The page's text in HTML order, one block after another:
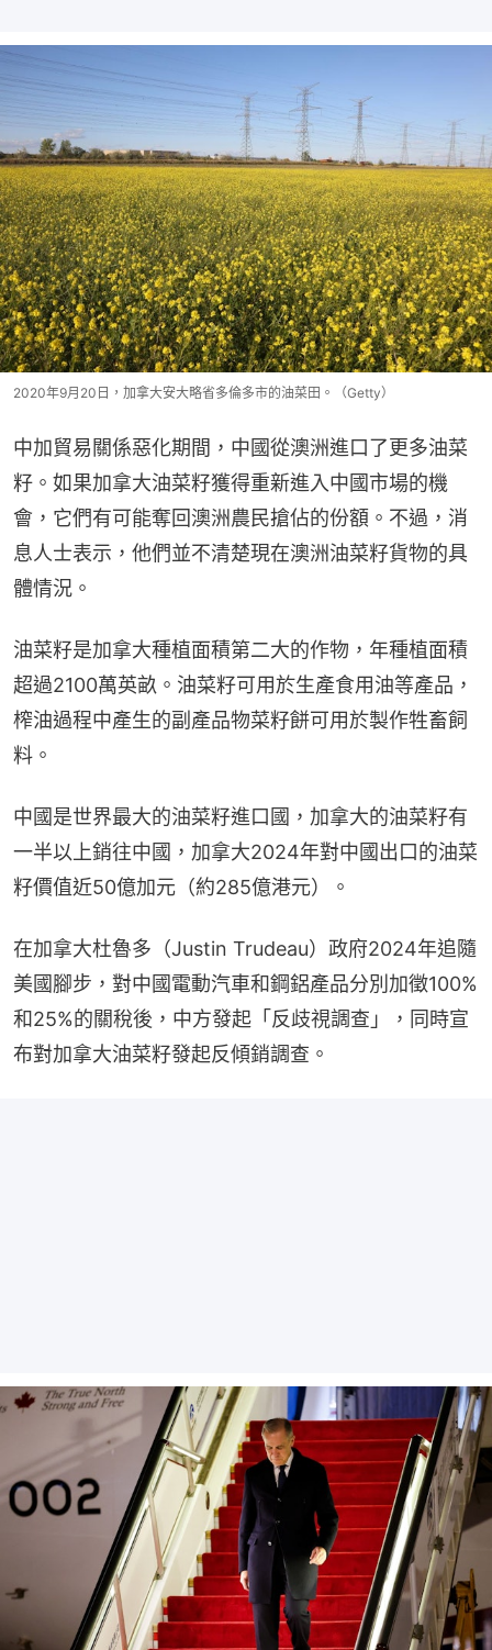
2020年9月20日，加拿大安大略省多倫多市的油菜田。（Getty）
中加貿易關係惡化期間，中國從澳洲進口了更多油菜
籽。如果加拿大油菜籽獲得重新進入中國市場的機
會，它們有可能奪回澳洲農民搶佔的份額。不過，消
息人士表示，他們並不清楚現在澳洲油菜籽貨物的具
體情況。
油菜籽是加拿大種植面積第二大的作物，年種植面積
超過2100萬英畝。油菜籽可用於生產食用油等產品，
榨油過程中產生的副產品物菜籽餅可用於製作牲畜飼
料。
中國是世界最大的油菜籽進口國，加拿大的油菜籽有
一半以上銷往中國，加拿大2024年對中國出口的油菜
籽價值近50億加元（約285億港元）。
在加拿大杜魯多（Justin Trudeau）政府2024年追隨
美國腳步，對中國電動汽車和鋼鋁產品分別加徵100%
和25%的關稅後，中方發起「反歧視調查」，同時宣
布對加拿大油菜籽發起反傾銷調查。